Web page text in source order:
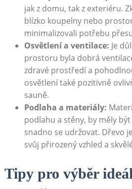
jak z⁤ domu, tak z exteriéru.
blízko koupelny⁤ nebo
minimalizovali potřebu
Osvětlení a ventilace: Je
prostoru⁢ byla dobrá
zdravé⁢ prostředí a
osvětlení také pozitivně
sauně.
Podlaha a materiály:
podlahu a stěny, by měly
snadno se udržovat. Dřevo
svůj přirozený vzhled a
Tipy pro ​výběr